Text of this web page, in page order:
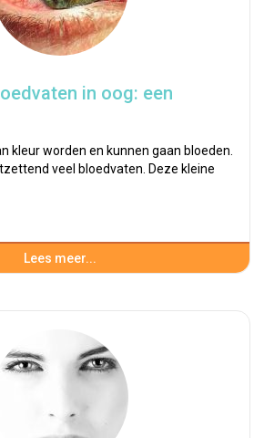
in oog: een
kleur worden en kunnen gaan bloeden.
veel bloedvaten. Deze kleine
Lees meer...